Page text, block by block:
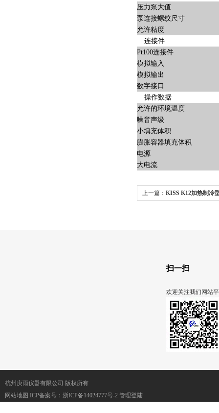
压力泵大值
泵连接螺纹尺寸
允许粘度
连接件
Pt100连接件
模拟输入
模拟输出
数字接口
操作数据
允许的环境温度
噪音声级
小填充体积
膨胀容器填充体积
电源
大电流
上一篇： KISS K12加热制冷
扫一扫
欢迎关注我们网站
杭州庚雨仪器有限公司 版权所有
网站地图 ICP备案号： 浙ICP备14024777号-2 管理登陆